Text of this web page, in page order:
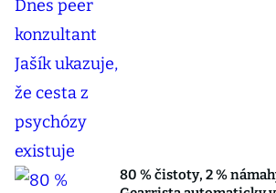
80 % čistoty, 2 %